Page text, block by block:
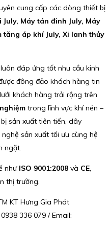
cung cấp các dòng thiết bị
July, Máy tán đinh July, Máy
tăng áp khí July, Xi lanh thủy
luôn đáp ứng tốt nhu cầu kinh
đông đảo khách hàng tin
khách hàng trải rộng trên
trong lĩnh vực khí nén –
sản xuất tiên tiến, dây
sản xuất tối ưu cùng hệ
ngặt.
như ISO 9001:2008 và CE,
thị trường.
KT Hưng Gia Phát
336 079 / Email: